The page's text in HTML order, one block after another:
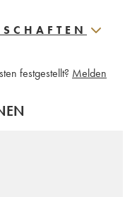
festgestellt? Melden